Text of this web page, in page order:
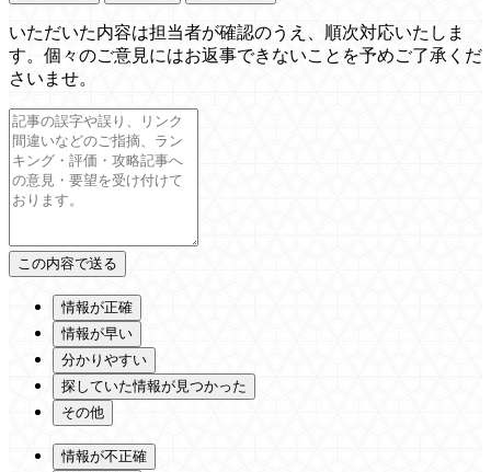
いただいた内容は担当者が確認のうえ、順次対応いたしま
す。個々のご意見にはお返事できないことを予めご了承くだ
さいませ。
情報が正確
情報が早い
分かりやすい
探していた情報が見つかった
その他
情報が不正確